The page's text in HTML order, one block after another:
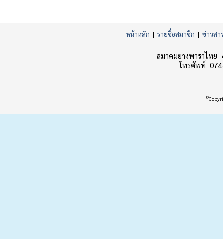
หน้าหลัก | รายชื่อสมาชิก | ข่าวสาร
สมาคมยางพาราไทย
โทรศัพท์
©